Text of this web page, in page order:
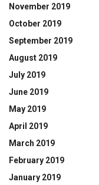
November 2019
October 2019
September 2019
August 2019
July 2019
June 2019
May 2019
April 2019
March 2019
February 2019
January 2019